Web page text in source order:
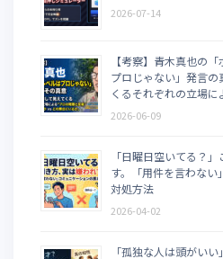
2026-07-14
【考察】青木真也の
プロじゃない」発言
くるそれぞれの立場
2026-06-09
「日曜日空いてる？
す。「用件を言わない
対処方法
2026-04-02
「孤独な人は頭がい